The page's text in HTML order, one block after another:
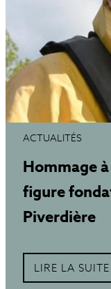
ACTUALITÉS
Hommage
figure
Piverdière
LIRE LA SUITE